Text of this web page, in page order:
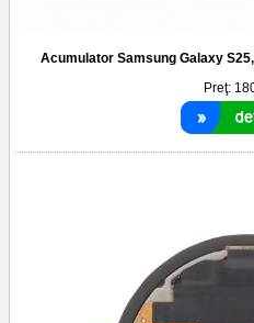
Acumulator Samsung Galaxy
Preţ: